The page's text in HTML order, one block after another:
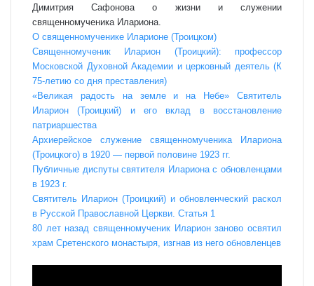
Димитрия Сафонова о жизни и служении
священномученика Илариона.
О священномученике Иларионе (Троицком)
Священномученик Иларион (Троицкий): профессор
Московской Духовной Академии и церковный деятель (К
75-летию со дня преставления)
«Великая радость на земле и на Небе» Святитель
Иларион (Троицкий) и его вклад в восстановление
патриаршества
Архиерейское служение священномученика Илариона
(Троицкого) в 1920 — первой половине 1923 гг.
Публичные диспуты святителя Илариона с обновленцами
в 1923 г.
Святитель Иларион (Троицкий) и обновленческий раскол
в Русской Православной Церкви. Статья 1
80 лет назад священномученик Иларион заново освятил
храм Сретенского монастыря, изгнав из него обновленцев